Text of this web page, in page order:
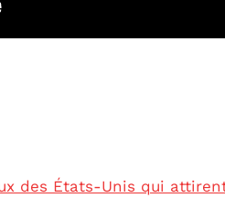
des États-Unis qui